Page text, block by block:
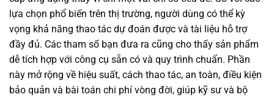
lựa chọn phổ biến trên thị trường, người dùng có thể kỳ
vọng khả năng thao tác dự đoán được và tài liệu hỗ trợ
đầy đủ. Các tham số bạn đưa ra cũng cho thấy sản phẩm
dễ tích hợp với công cụ sẵn có và quy trình chuẩn. Phần
này mở rộng về hiệu suất, cách thao tác, an toàn, điều kiện
bảo quản và bài toán chi phí vòng đời, giúp kỹ sư và bộ